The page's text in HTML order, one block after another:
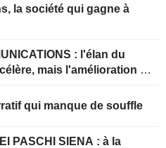
la société qui gagne à
: l'élan du
mais l'amélioration de
: un narratif qui manque de souffle
SIENA : à la